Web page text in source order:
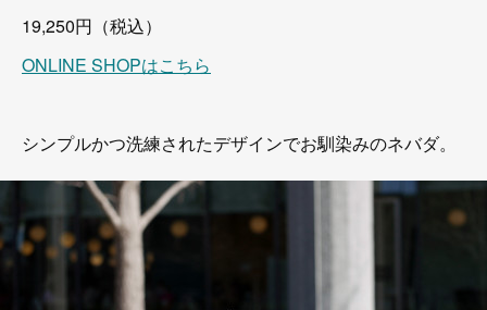
19,250円（税込）
ONLINE SHOPはこちら
シンプルかつ洗練されたデザインでお馴染みのネバダ。